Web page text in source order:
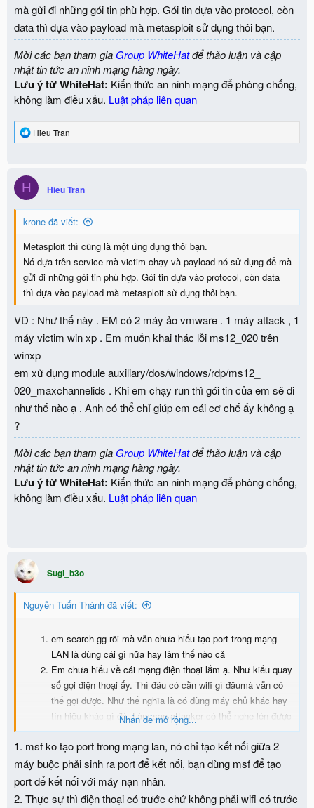
mà gửi đi những gói tin phù hợp. Gói tin dựa vào protocol, còn
data thì dựa vào payload mà metasploit sử dụng thôi bạn.
Mời các bạn tham gia Group WhiteHatđể thảo luận và cập
nhật tin tức an ninh mạng hàng ngày.
Lưu ý từ WhiteHat: Kiến thức an ninh mạng để phòng chống,
không làm điều xấu. Luật pháp liên quan
R
t
o
n
s
Hieu Tran
H Hieu Tran
krone đã viết:
Metasploit thì cũng là một ứng dụng thôi bạn.
Nó dựa trên service mà victim chạy và payload nó sử dụng để mà
gửi đi những gói tin phù hợp. Gói tin dựa vào protocol, còn data
thì dựa vào payload mà metasploit sử dụng thôi bạn.
VD : Như thế này . EM có 2 máy ảo vmware . 1 máy attack , 1
máy victim win xp . Em muốn khai thác lỗi ms12_020 trên
winxp
em xử dụng module auxiliary/dos/windows/rdp/ms12_
020_maxchannelids . Khi em chạy run thì gói tin của em sẽ đi
như thế nào ạ . Anh có thể chỉ giúp em cái cơ chế ấy không ạ
?
Mời các bạn tham gia Group WhiteHatđể thảo luận và cập
nhật tin tức an ninh mạng hàng ngày.
Lưu ý từ WhiteHat: Kiến thức an ninh mạng để phòng chống,
không làm điều xấu. Luật pháp liên quan
Sugi_b3o
Nguyễn Tuấn Thành đã viết:
em search gg rồi mà vẫn chưa hiểu tạo port trong mạng
LAN là dùng cái gì nữa hay làm thế nào cả
Em chưa hiểu về cái mạng điện thoại lắm ạ. Như kiểu quay
số gọi điện thoại ấy. Thì đâu có cần wifi gì đâumà vẫn có
thể gọi được. Như thế nghĩa là có dùng máy chủ khác hay
tín hiệu khác gì đó. Làm sao attacker có thể nghe lén được
cuộc nói chuyện đó thế ạ
Nhấn để mở rộng...
1. msf ko tạo port trong mạng lan, nó chỉ tạo kết nối giữa 2
máy buộc phải sinh ra port để kết nối, bạn dùng msf để tạo
port để kết nối với máy nạn nhân.
2. Thực sự thì điện thoại có trước chứ không phải wifi có trước